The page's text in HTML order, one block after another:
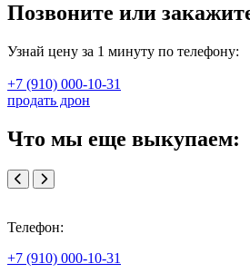
Позвоните или
Узнай цену за 1 минуту по телефону:
+7 (910) 000-10-31
продать дрон
Что мы еще выкупаем:
Телефон:
+7 (910) 000-10-31